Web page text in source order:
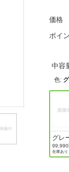
価格
ポイ
中容
色:
グレ
99,990
在庫あり